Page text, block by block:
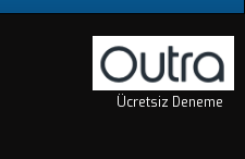
Ücretsiz Deneme